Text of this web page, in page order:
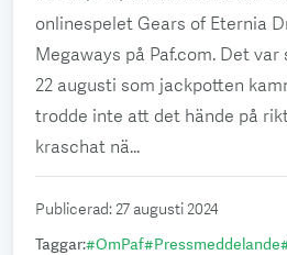
onlinespelet Gears of Eternia
Megaways på Paf.com. Det
22 augusti som jackpotten
trodde inte att det hände på
kraschat nä...
Publicerad:27 augusti 2024
Taggar:#OmPaf#Pressmeddelande